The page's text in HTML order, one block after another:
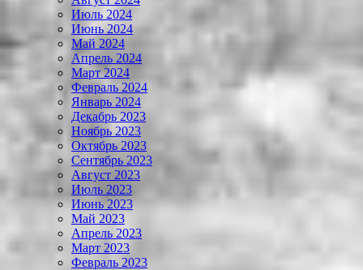
Июль 2024
Июнь 2024
Май 2024
Апрель 2024
Март 2024
Февраль 2024
Январь 2024
Декабрь 2023
Ноябрь 2023
Октябрь 2023
Сентябрь 2023
Август 2023
Июль 2023
Июнь 2023
Май 2023
Апрель 2023
Март 2023
Февраль 2023